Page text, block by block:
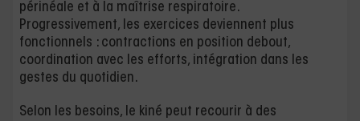
périnéale et à la maîtrise respiratoire.
Progressivement, les exercices deviennent plus
fonctionnels : contractions en position debout,
coordination avec les efforts, intégration dans les
gestes du quotidien.
Selon les besoins, le kiné peut recourir à des